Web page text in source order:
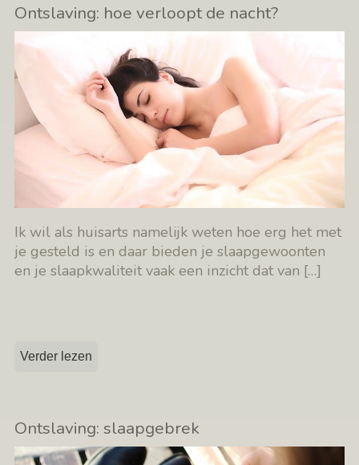
Ontslaving: hoe verloopt de nacht?
Ik wil als huisarts namelijk weten hoe erg het met
je gesteld is en daar bieden je slaapgewoonten
en je slaapkwaliteit vaak een inzicht dat van […]
Verder lezen
Ontslaving: slaapgebrek